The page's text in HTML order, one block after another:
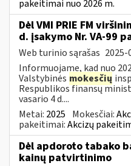
pakeitimai nuo 2026 m.
Dėl VMI PRIE FM
d. įsakymo Nr. VA-99
Web turinio sąrašas 2025-
Informuojame, kad nuo
Valstybinės mokesčių
Respublikos finansų
vasario 4 d....
Metai: 2025 Mokesčiai:
pakeitimai:Akcizų
Dėl apdoroto tabako
kainų patvirtinimo